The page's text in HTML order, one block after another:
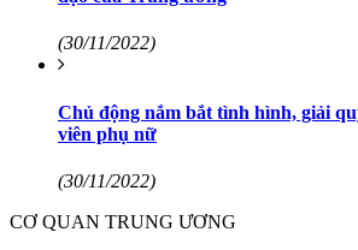
(30/11/2022)
Chủ động nắm bắt tình hình, giải
viên phụ nữ
(30/11/2022)
CƠ QUAN TRUNG ƯƠNG